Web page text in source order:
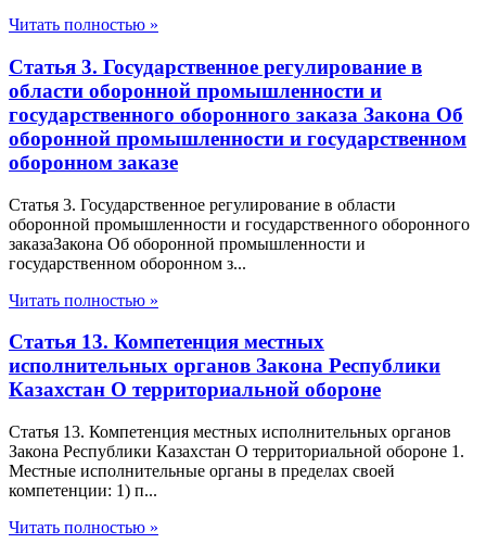
Читать полностью »
Статья 3. Государственное регулирование в
области оборонной промышленности и
государственного оборонного заказа Закона Об
оборонной промышленности и государственном
оборонном заказе
Статья 3. Государственное регулирование в области
оборонной промышленности и государственного оборонного
заказаЗакона Об оборонной промышленности и
государственном оборонном з...
Читать полностью »
Статья 13. Компетенция местных
исполнительных органов Закона Республики
Казахстан О территориальной обороне
Статья 13. Компетенция местных исполнительных органов
Закона Республики Казахстан О территориальной обороне 1.
Местные исполнительные органы в пределах своей
компетенции: 1) п...
Читать полностью »